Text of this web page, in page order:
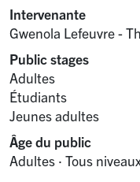
Intervenante
Gwenola Lefeuvre -
Public stages
Adultes
Étudiants
Jeunes adultes
Âge du public
Adultes · Tous